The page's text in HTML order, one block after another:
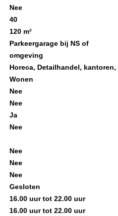
Nee
40
120 m²
Parkeergarage bij NS of
omgeving
Horeca, Detailhandel, kantoren,
Wonen
Nee
Nee
Ja
Nee
Nee
Nee
Nee
Gesloten
16.00 uur tot 22.00 uur
16.00 uur tot 22.00 uur